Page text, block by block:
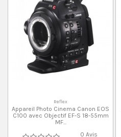
Reflex
Appareil Photo Cinema Canon EOS
C100 avec Objectif EF-S 18-55mm
MF...
0 Avis